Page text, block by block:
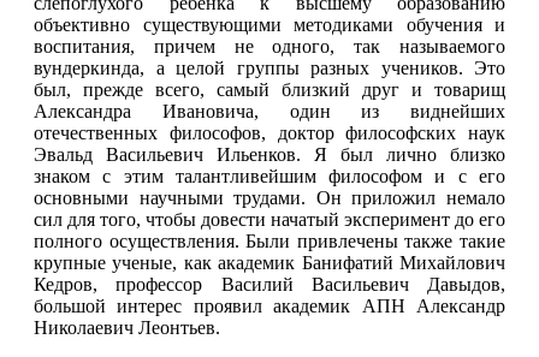
объективно существующими методиками обучения и
воспитания, причем не одного, так называемого
вундеркинда, а целой группы разных учеников. Это
был, прежде всего, самый близкий друг и товарищ
Александра Ивановича, один из виднейших
отечественных философов, доктор философских наук
Эвальд Васильевич Ильенков. Я был лично близко
знаком с этим талантливейшим философом и с его
основными научными трудами. Он приложил немало
сил для того, чтобы довести начатый эксперимент до его
полного осуществления. Были привлечены также такие
крупные ученые, как академик Банифатий Михайлович
Кедров, профессор Василий Васильевич Давыдов,
большой интерес проявил академик АПН Александр
Николаевич Леонтьев.